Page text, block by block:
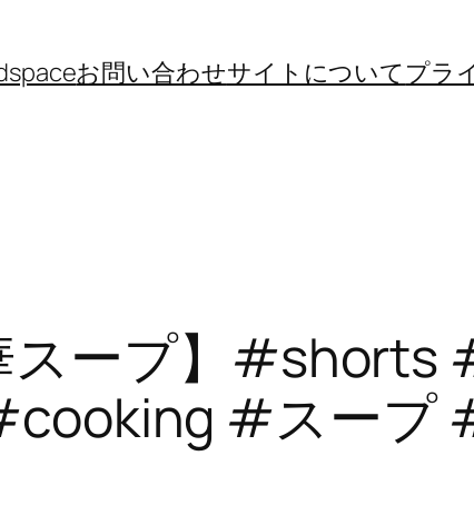
お問い合わせサイトについてプラ
スープ】
#スープ